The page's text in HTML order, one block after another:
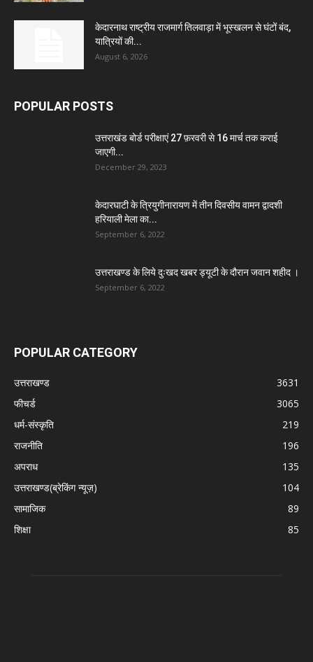
केदारनाथ राष्ट्रीय राजमार्ग तिलवाड़ा में भूस्खलन से घंटों बंद,
यात्रियों की...
August 6, 2026
POPULAR POSTS
उत्तराखंड बोर्ड परीक्षाएं 27 फ़रवरी से 16 मार्च तक कराई
जाएगी...
December 29, 2023
केदारघाटी के त्रियुगीनारायण में तीन दिवसीय वामन द्वादशी
हरियाली मेला का...
September 6, 2022
उत्तराखण्ड के लिये दुःखद खबर ड्यूटी के दौरान जवान शहीद ।
September 6, 2022
POPULAR CATEGORY
उत्तराखण्ड
3631
फीचर्ड
3065
धर्म-संस्कृति
219
राजनीति
196
अपराध
135
उत्तराखण्ड(ब्रेकिंग न्यूज़)
104
सामाजिक
89
शिक्षा
85